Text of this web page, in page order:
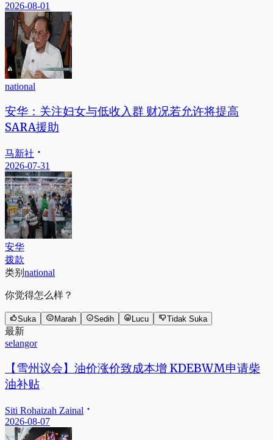
2026-08-01
national
安华：关注妇女与低收入群 财况若允许将提高
SARA援助
马新社
2026-07-31
安华
拨款
类别 national
你觉得怎么样？
Suka Marah Sedih Lucu Tidak Suka
最新
selangor
【雪州议会】油价涨价致成本增 KDEBWM申请柴
油补贴
Siti Rohaizah Zainal
2026-08-07